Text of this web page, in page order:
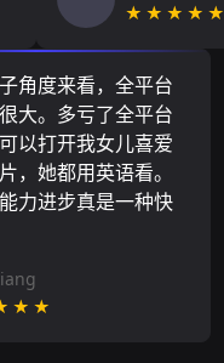
★★★★★
角度来看，全平台
大。多亏了全平台
以打开我女儿喜爱
，她都用英语看。
力进步真是一种快